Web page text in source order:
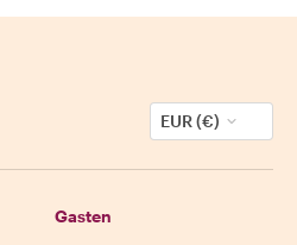
EUR (€)
Gasten